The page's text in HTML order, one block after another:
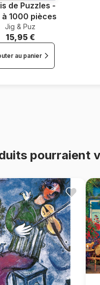
de Puzzles -
1000 pièces
Jig & Puz
15,95 €
au panier
pourraient